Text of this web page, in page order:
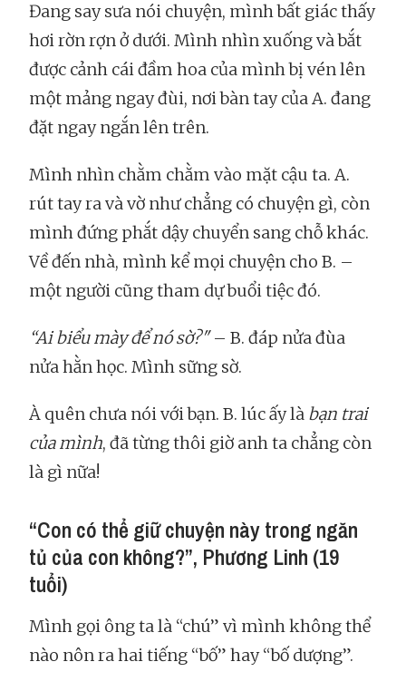
Đang say sưa nói chuyện, mình bất giác thấy
hơi rờn rợn ở dưới. Mình nhìn xuống và bắt
được cảnh cái đầm hoa của mình bị vén lên
một mảng ngay đùi, nơi bàn tay của A. đang
đặt ngay ngắn lên trên.
Mình nhìn chằm chằm vào mặt cậu ta. A.
rút tay ra và vờ như chẳng có chuyện gì, còn
mình đứng phắt dậy chuyển sang chỗ khác.
Về đến nhà, mình kể mọi chuyện cho B. –
một người cũng tham dự buổi tiệc đó.
“Ai biểu mày để nó sờ?"– B. đáp nửa đùa
nửa hằn học. Mình sững sờ.
À quên chưa nói với bạn. B. lúc ấy là bạn trai
của mình, đã từng thôi giờ anh ta chẳng còn
là gì nữa!
“Con có thể giữ chuyện này trong ngăn
tủ của con không?”, Phương Linh (19
tuổi)
Mình gọi ông ta là “chú” vì mình không thể
nào nôn ra hai tiếng “bố” hay “bố dượng”.